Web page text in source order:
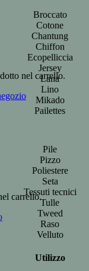
nel carrello.
carrello.
Broccato
Cotone
Chantung
Chiffon
Ecopelliccia
Jersey
Lana
Lino
Mikado
Pailettes
Pile
Pizzo
Poliestere
Seta
Tessuti tecnici
Tulle
Tweed
Raso
Velluto
Utilizzo